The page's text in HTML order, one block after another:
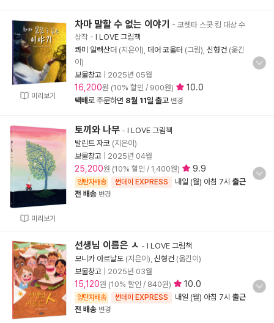
미리보기
차마 말할 수 없는 이야기
- 코렛타 스콧 킹 대상 수
상작 - I LOVE 그림책
콰미 알렉산더 (지은이), 데어 코울터 (그림), 신형건 (옮긴
이)
보물창고
2025년 05월
16,200원 (10% 할인 / 900원) 10.0
택배로 주문하면 8월 11일 출고 변경
미리보기
토끼와 나무 - I LOVE 그림책
발린트 자코 (지은이)
보물창고
2025년 04월
25,200원 (10% 할인 / 1,400원) 9.9
양탄자배송 썬데이 EXPRESS 내일 (월) 아침 7시 출근
전 배송 변경
선생님 이름은 ㅅ - I LOVE 그림책
모니카 아르날도 (지은이), 신형건 (옮긴이)
보물창고
2025년 03월
15,120원 (10% 할인 / 840원) 10.0
양탄자배송 썬데이 EXPRESS 내일 (월) 아침 7시 출근
전 배송 변경